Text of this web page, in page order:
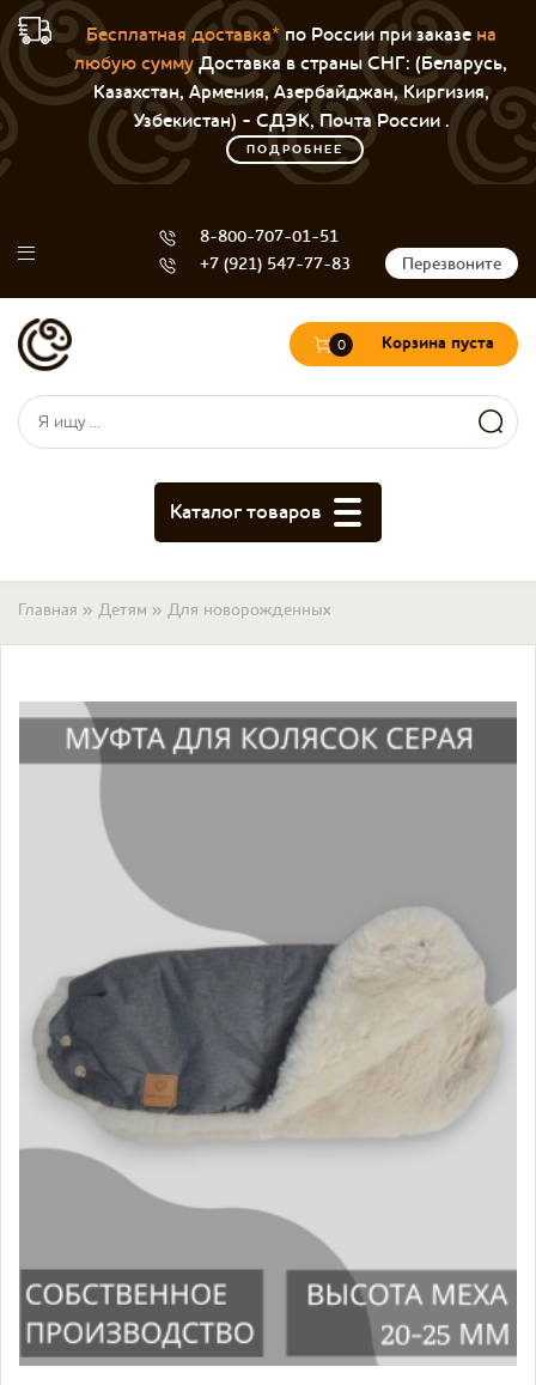
Бесплатная доставка*по России при заказе на
любую суммуДоставка в страны СНГ: (Беларусь,
Казахстан, Армения, Азербайджан, Киргизия,
Узбекистан) - СДЭК, Почта России .
ПОДРОБНЕЕ
8-800-707-01-51
+7 (921) 547-77-83
Перезвоните
Форма поиска
Поиск
0 Корзина пуста
Каталог товаров
Вы здесь
Главная » Детям » Для новорожденных